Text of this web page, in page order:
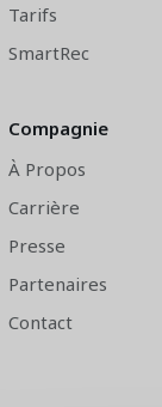
Tarifs
SmartRec
Compagnie
À Propos
Carrière
Presse
Partenaires
Contact